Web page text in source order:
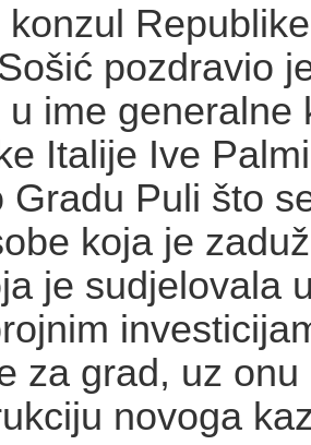
konzul
pozdravio
u ime generalne
Italije Ive
Gradu Puli što
koja je
je sudjelovala
za grad, uz
novoga